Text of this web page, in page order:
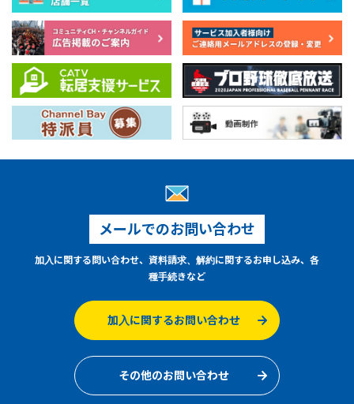
メールでのお問い合わせ
加入に関する問い合わせ、資料請求、解約に関するお申し込み、各
種手続きなど
加入に関するお問い合わせ
その他のお問い合わせ